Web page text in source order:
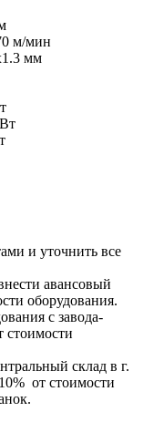
м/мин
мм
и уточнить все
авансовый
оборудования.
с завода-
стоимости
склад в г.
от стоимости